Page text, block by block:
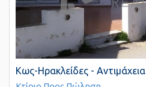
Κως-Ηρακλείδες - Αντιμάχεια